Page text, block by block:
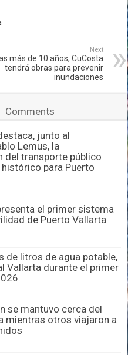
Next
más de 10 años, CuCosta
tendrá obras para prevenir
inundaciones
Comments
junto al
Lemus, la
del transporte público
para Puerto
el primer sistema
de Puerto Vallarta
de litros de agua potable,
Vallarta durante el primer
se mantuvo cerca del
mientras otros viajaron a